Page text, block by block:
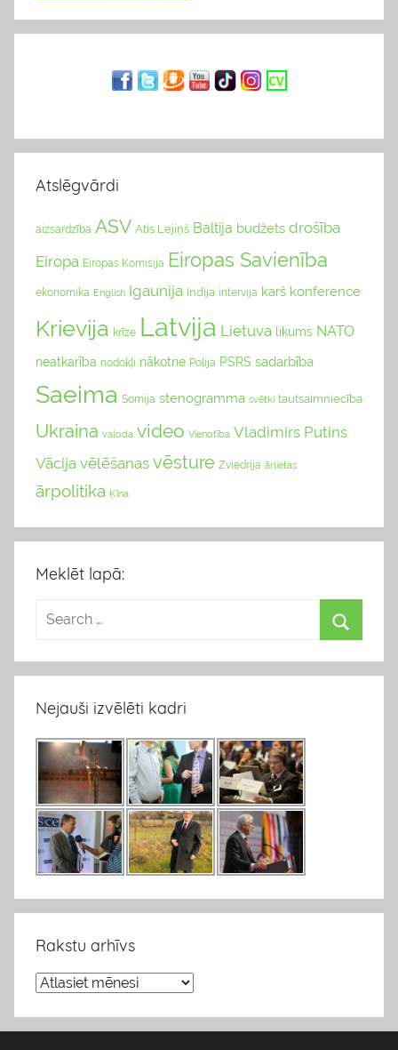
Atslēgvārdi
aizsardzība ASV Atis Lejiņš Baltija budžets drošība
Eiropa Eiropas Komisija Eiropas Savienība
ekonomika English Igaunija Indija intervija karš konference
Krievija krīze Latvija Lietuva likums NATO
neatkarība nodokļi nākotne Polija PSRS sadarbība
Saeima Somija stenogramma svētki tautsaimniecība
Ukraina valoda video Vienotība Vladimirs Putins
Vācija vēlēšanas vēsture Zviedrija ārlietas
ārpolitika Ķīna
Meklēt lapā:
Nejauši izvēlēti kadri
Rakstu arhīvs
R
k